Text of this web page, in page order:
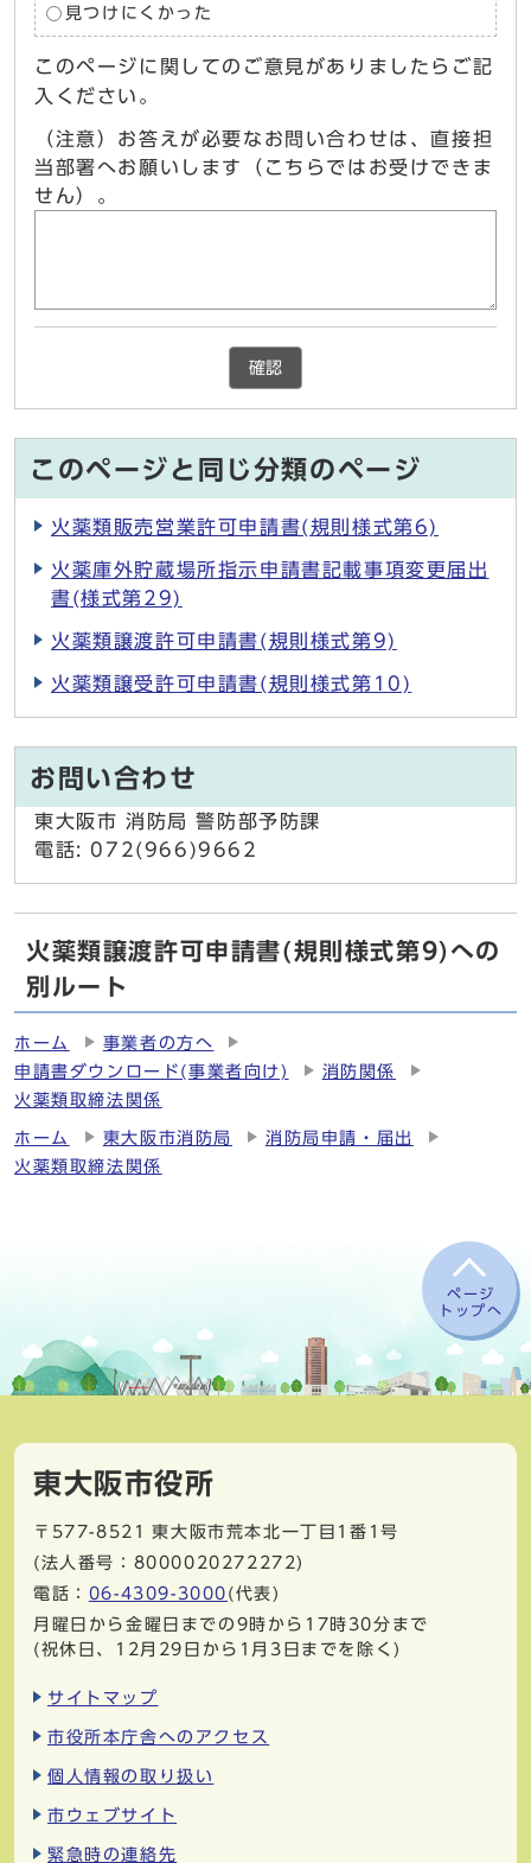
見つけにくかった
このページに関してのご意見がありましたらご記
入ください。
（注意）お答えが必要なお問い合わせは、直接担
当部署へお願いします（こちらではお受けできま
せん）。
確認
このページと同じ分類のページ
火薬類販売営業許可申請書(規則様式第6)
火薬庫外貯蔵場所指示申請書記載事項変更届出
書(様式第29)
火薬類譲渡許可申請書(規則様式第9)
火薬類譲受許可申請書(規則様式第10)
お問い合わせ
東大阪市 消防局 警防部予防課
電話: 072(966)9662
火薬類譲渡許可申請書(規則様式第9)への
別ルート
ホーム
事業者の方へ
申請書ダウンロード(事業者向け)
消防関係
火薬類取締法関係
ホーム 東大阪市消防局
消防局申請・届出
火薬類取締法関係
ページ
トップへ
東大阪市役所
〒577-8521
東大阪市荒本北一丁目1番1号
(法人番号：8000020272272)
電話： 06-4309-3000 (代表)
月曜日から金曜日までの9時から17時30分まで
(祝休日、12月29日から1月3日までを除く)
サイトマップ
市役所本庁舎へのアクセス
個人情報の取り扱い
市ウェブサイト
緊急時の連絡先